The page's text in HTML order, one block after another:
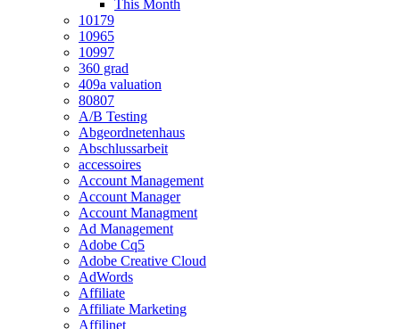
This Month
10179
10965
10997
360 grad
409a valuation
80807
A/B Testing
Abgeordnetenhaus
Abschlussarbeit
accessoires
Account Management
Account Manager
Account Managment
Ad Management
Adobe Cq5
Adobe Creative Cloud
AdWords
Affiliate
Affiliate Marketing
Affilinet